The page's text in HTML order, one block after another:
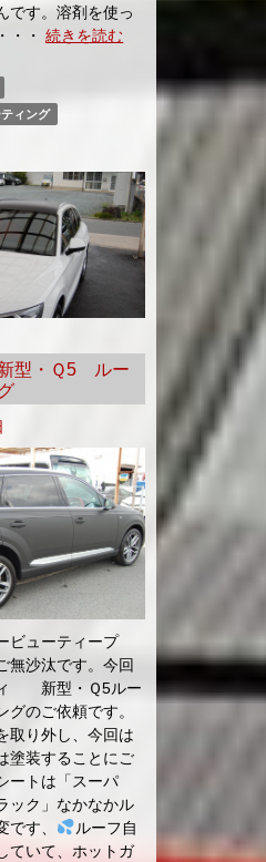
です。溶剤を使っ
・・続きを読む
ィング
型・Ｑ5 ルー
ビューティープ
無沙汰です。今回
ィ 新型・Ｑ5ルー
グのご依頼です。
取り外し、今回は
塗装することにご
ートは「スーパ
ック」なかなかル
です、
ルーフ自
ていて、ホットガ